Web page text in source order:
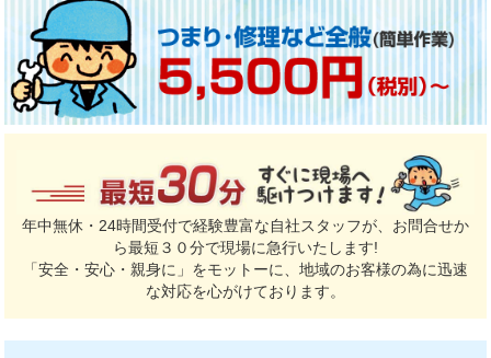
年中無休・24時間受付で経験豊富な自社スタッフが、お問合せか
ら最短３０分で現場に急行いたします!
「安全・安心・親身に」をモットーに、地域のお客様の為に迅速
な対応を心がけております。